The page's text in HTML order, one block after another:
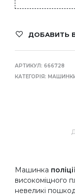
ДОБАВИТЬ
АРТИКУЛ: 666728
КАТЕГОРІЯ: МАШИНКИ
Машинка
високоміцного
невеликі